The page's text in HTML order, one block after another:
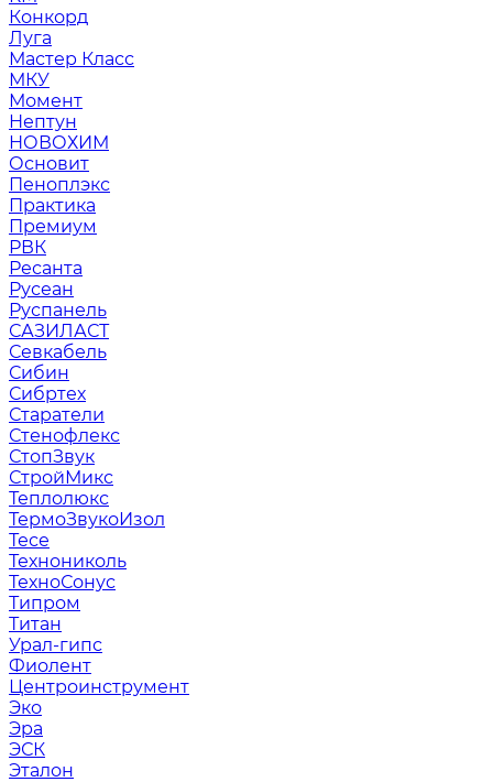
Конкорд
Луга
Мастер Класс
МКУ
Момент
Нептун
НОВОХИМ
Основит
Пеноплэкс
Практика
Премиум
РВК
Ресанта
Русеан
Руспанель
САЗИЛАСТ
Севкабель
Сибин
Сибртех
Старатели
Стенофлекс
СтопЗвук
СтройМикс
Теплолюкс
ТермоЗвукоИзол
Тесе
Технониколь
ТехноСонус
Типром
Титан
Урал-гипс
Фиолент
Центроинструмент
Эко
Эра
ЭСК
Эталон